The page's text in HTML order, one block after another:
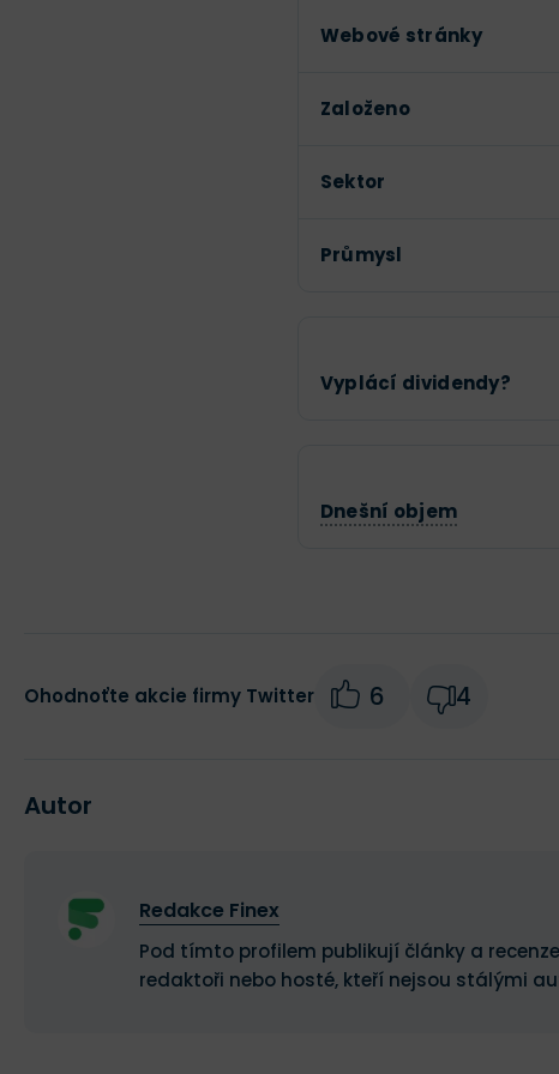
Webové stránky
Založeno
Sektor
Průmysl
Vyplácí dividendy?
Dnešní objem
Ohodnoťte akcie firmy Twitter 6 4
Autor
Redakce Finex
Pod tímto profilem publikují články a
redaktoři nebo hosté, kteří nejsou stálými